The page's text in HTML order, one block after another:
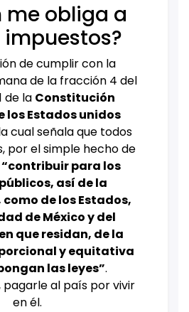
me obliga a
de cumplir con la
de la fracción 4 del
de la Constitución
los Estados unidos
cual señala que todos
por el simple hecho de
“contribuir para los
así de la
de los Estados,
de México y del
que residan, de la
y equitativa
las leyes”.
pagarle al país por vivir
en él.